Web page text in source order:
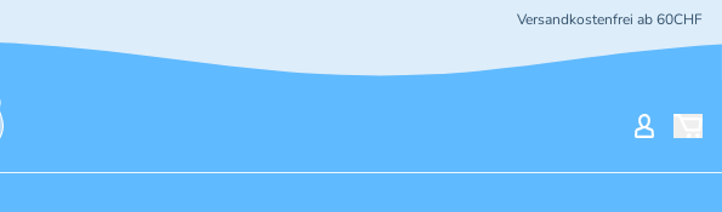
Versandkostenfrei ab 60CHF